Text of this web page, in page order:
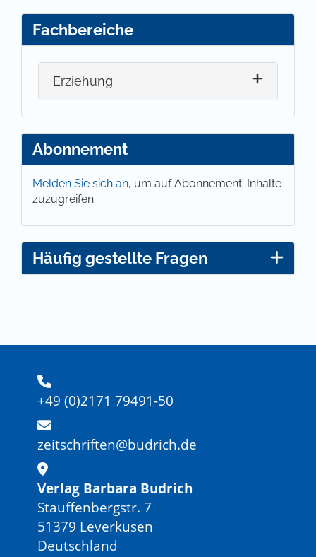
Fachbereiche
Erziehung
Abonnement
Melden Sie sich an, um auf Abonnement-Inhalte
zuzugreifen.
Häufig gestellte Fragen
+49 (0)2171 79491-50
zeitschriften@budrich.de
Verlag Barbara Budrich
Stauffenbergstr. 7
51379 Leverkusen
Deutschland